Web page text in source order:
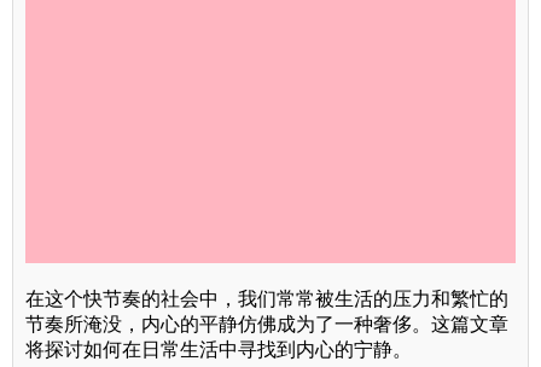
在这个快节奏的社会中，我们常常被生活的压力和繁忙的
节奏所淹没，内心的平静仿佛成为了一种奢侈。这篇文章
将探讨如何在日常生活中寻找到内心的宁静。